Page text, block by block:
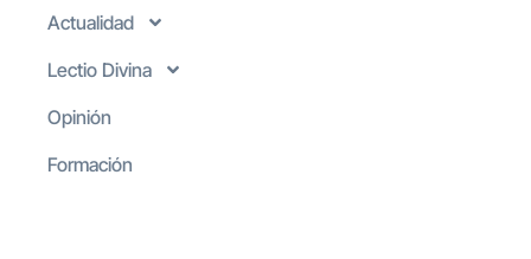
Actualidad
Lectio Divina
Opinión
Formación